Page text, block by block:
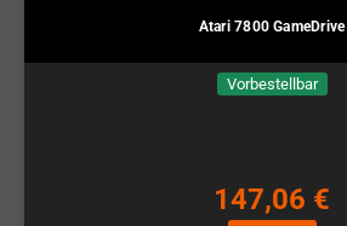
Atari 7800 GameDrive
Vorbestellbar
147,06 €